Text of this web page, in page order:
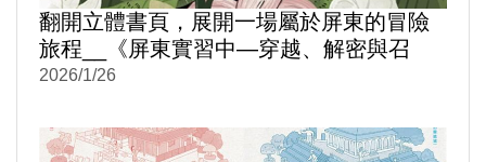
翻開立體書頁，展開一場屬於屏東的冒險
旅程__《屏東實習中—穿越、解密與召
喚》
2026/1/26